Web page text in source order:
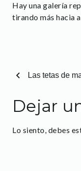
Hay una galería
tirando más hacia
chevron_left Las tetas de
Dejar
Lo siento, debes